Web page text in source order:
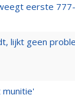
eerste
lijkt geen
munitie'